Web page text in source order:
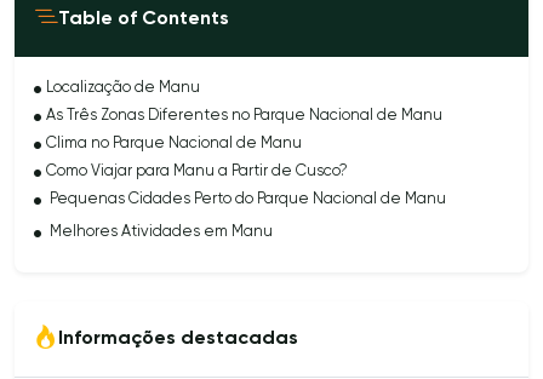
Table of Contents
Localização de Manu
As Três Zonas Diferentes no Parque Nacional de Manu
Clima no Parque Nacional de Manu
Como Viajar para Manu a Partir de Cusco?
Pequenas Cidades Perto do Parque Nacional de Manu
Melhores Atividades em Manu
Informações destacadas